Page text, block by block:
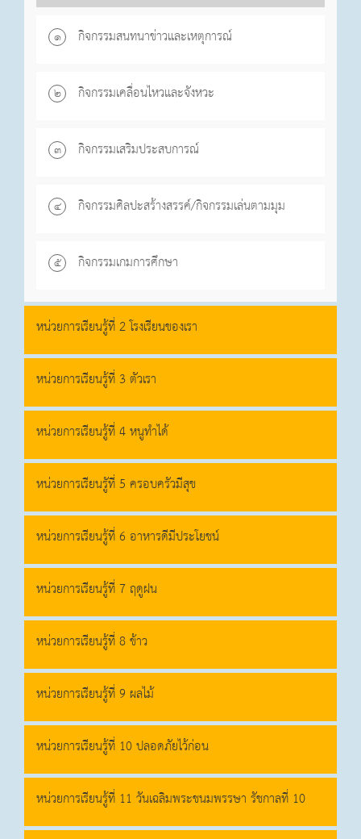
๑ กิจกรรมสนทนาข่าวและเหตุการณ์
๒ กิจกรรมเคลื่อนไหวและจังหวะ
๓ กิจกรรมเสริมประสบการณ์
๔ กิจกรรมศิลปะสร้างสรรค์/กิจกรรมเล่นตามมุม
๕ กิจกรรมเกมการศึกษา
หน่วยการเรียนรู้ที่ 2 โรงเรียนของเรา
หน่วยการเรียนรู้ที่ 3 ตัวเรา
หน่วยการเรียนรู้ที่ 4 หนูทำได้
หน่วยการเรียนรูัที่ 5 ครอบครัวมีสุข
หน่วยการเรียนรู้ที่ 6 อาหารดีมีประโยชน์
หน่วยการเรียนรู้ที่ 7 ฤดูฝน
หน่วยการเรียนรู้ที่ 8 ข้าว
หน่วยการเรียนรู้ที่ 9 ผลไม้
หน่วยการเรียนรู้ที่ 10 ปลอดภัยไว้ก่อน
หน่วยการเรียนรู้ที่ 11 วันเฉลิมพระชนมพรรษา รัชกาลที่ 10